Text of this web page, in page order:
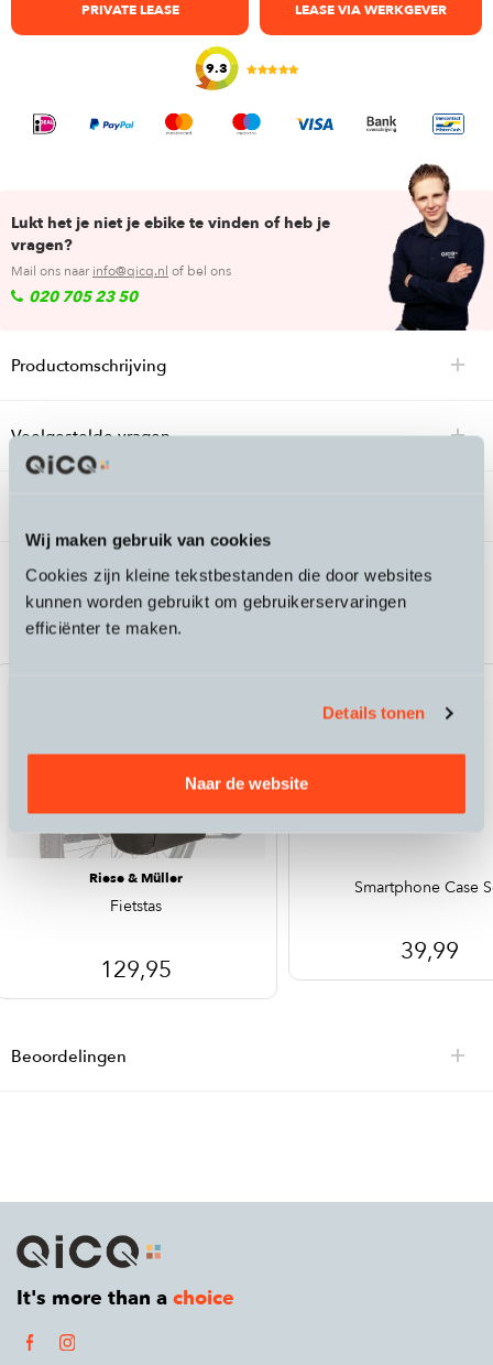
Wij maken gebruik van cookies
Cookies zijn kleine tekstbestanden die door websites
kunnen worden gebruikt om gebruikerservaringen
efficiënter te maken.
Details tonen
Naar de website
PRIVATE LEASE LEASE VIA WERKGEVER
9.3
Lukt het je niet je ebike te vinden of heb je
vragen?
Mail ons naar info@qicq.nl of bel ons
020 705 23 50
Productomschrijving
Veelgestelde vragen
Passende accessoires bij de Riese &
Müller Culture
Riese & Müller
Fietstas
129,95
Smartphone Case
39,99
Beoordelingen
It's more than a choice